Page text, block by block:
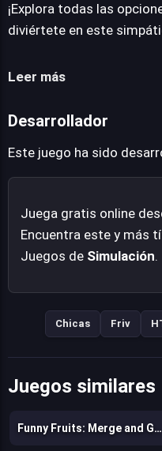
¡Explora todas las
diviértete en este
Leer más
Desarrollador
Este juego ha sido
Juega gratis online
Encuentra este y más
Juegos de Simulación.
Chicas Friv
Juegos similares
Funny Fruits: Merge and Gather Watermelon